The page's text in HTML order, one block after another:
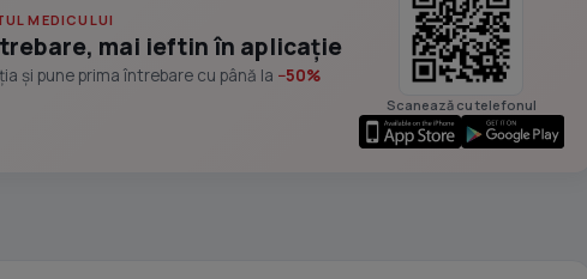
MEDICULUI
mai ieftin în aplicație
și pune prima întrebare cu până la −50%
Scanează cu telefonul